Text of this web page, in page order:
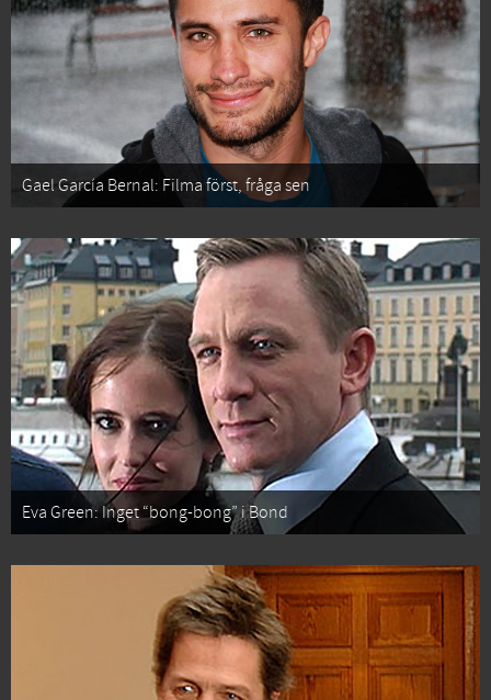
Gael García Bernal: Filma först, fråga sen
Eva Green: Inget “bong-bong” i Bond